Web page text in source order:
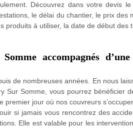
Découvrez dans votre devis
le délai du chantier, le prix des
produits à utiliser, la date de début des
accompagnés
de nombreuses années. En nous
Sur Somme, vous pourrez bénéficier
jour où nos couvreurs
si jamais vous rencontrez des
Elle est valable pour les